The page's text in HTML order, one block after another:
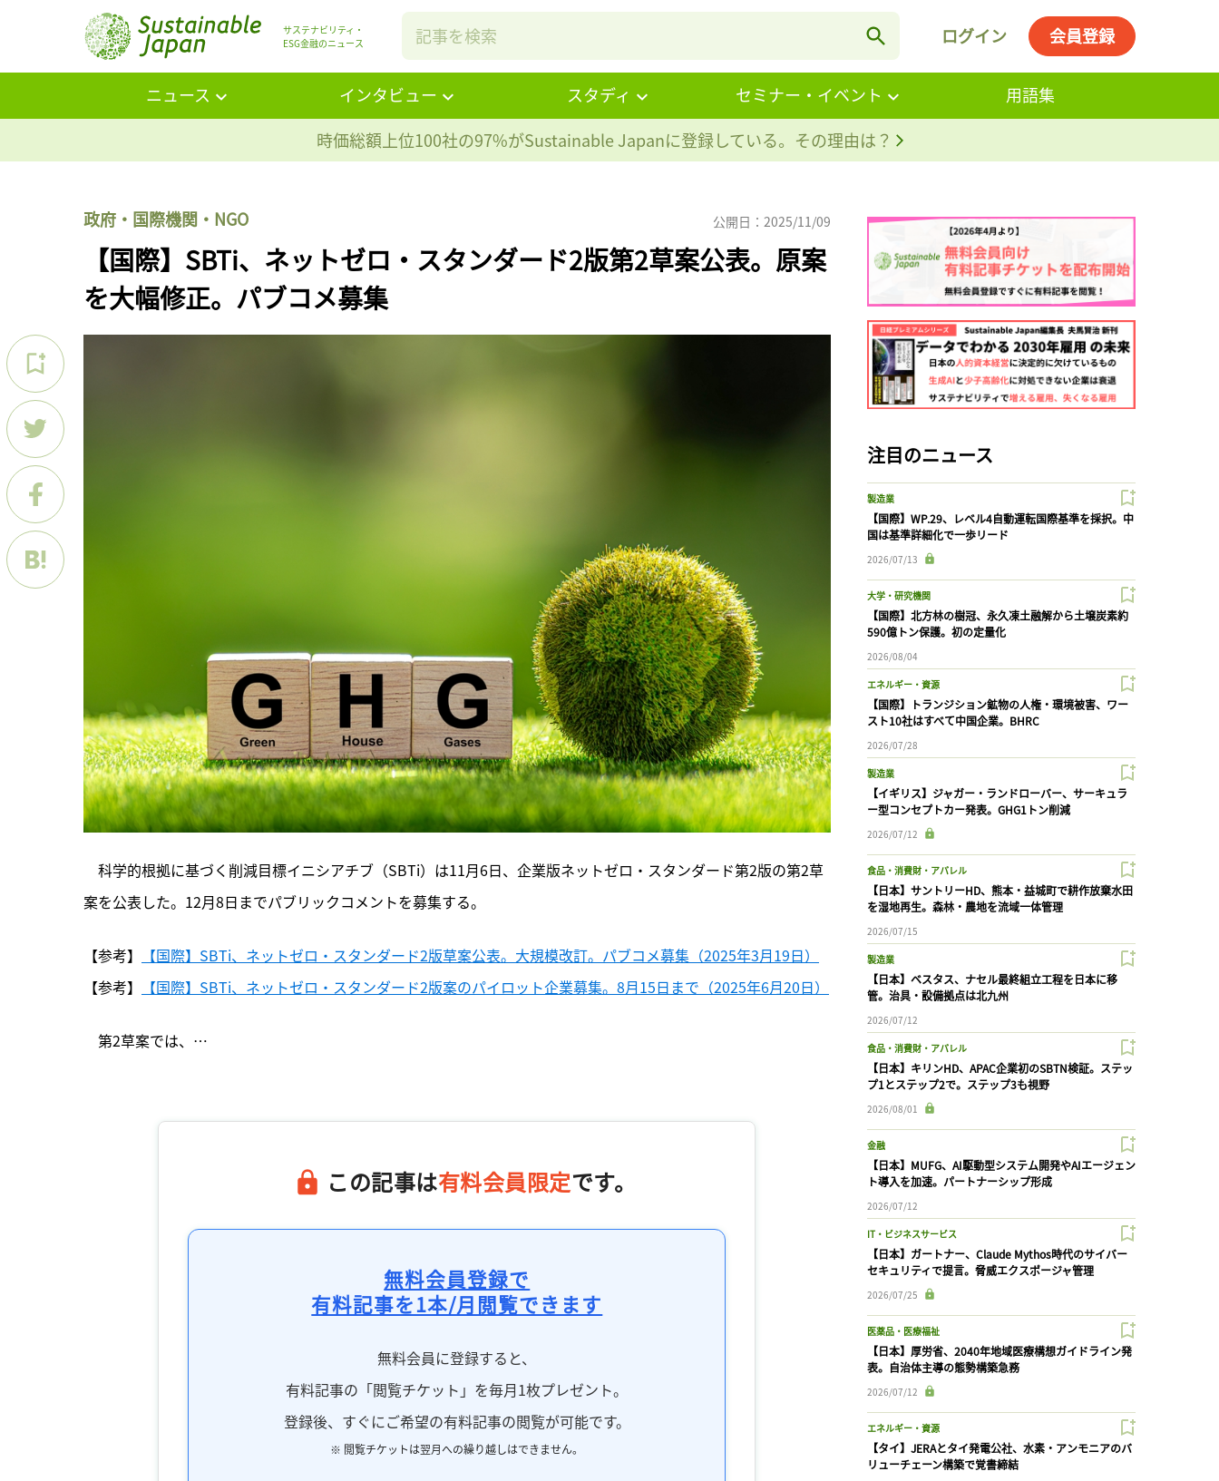
サステナビリティ・
ESG金融のニュース
ログイン 会員登録
ニュース インタビュー スタディ セミナー・イベント
用語集
時価総額上位100社の97%がSustainable Japanに登録している。その理由は？
政府・国際機関・NGO 公開日：2025/11/09
【国際】SBTi、ネットゼロ・スタンダード2版第2草案公表。原案
を大幅修正。パブコメ募集
科学的根拠に基づく削減目標イニシアチブ（SBTi）は11月6日、企業版ネットゼロ・スタンダード第2版の第2草
案を公表した。12月8日までパブリックコメントを募集する。
【参考】
【国際】SBTi、ネットゼロ・スタンダード2版草案公表。大規模改訂。パブコメ募集（2025年3月19日）
【参考】
【国際】SBTi、ネットゼロ・スタンダード2版案のパイロット企業募集。8月15日まで（2025年6月20日）
第2草案では、…
この記事は有料会員限定です。
無料会員登録で
有料記事を1本/月閲覧できます
無料会員に登録すると、
有料記事の「閲覧チケット」を毎月1枚プレゼント。
登録後、すぐにご希望の有料記事の閲覧が可能です。
※ 閲覧チケットは翌月への繰り越しはできません。
注目のニュース
製造業
【国際】WP.29、レベル4自動運転国際基準を採択。中
国は基準詳細化で一歩リード
2026/07/13
大学・研究機関
【国際】北方林の樹冠、永久凍土融解から土壌炭素約
590億トン保護。初の定量化
2026/08/04
エネルギー・資源
【国際】トランジション鉱物の人権・環境被害、ワー
スト10社はすべて中国企業。BHRC
2026/07/28
製造業
【イギリス】ジャガー・ランドローバー、サーキュラ
ー型コンセプトカー発表。GHG1トン削減
2026/07/12
食品・消費財・アパレル
【日本】サントリーHD、熊本・益城町で耕作放棄水田
を湿地再生。森林・農地を流域一体管理
2026/07/15
製造業
【日本】ベスタス、ナセル最終組立工程を日本に移
管。治具・設備拠点は北九州
2026/07/12
食品・消費財・アパレル
【日本】キリンHD、APAC企業初のSBTN検証。ステッ
プ1とステップ2で。ステップ3も視野
2026/08/01
金融
【日本】MUFG、AI駆動型システム開発やAIエージェン
ト導入を加速。パートナーシップ形成
2026/07/12
IT・ビジネスサービス
【日本】ガートナー、Claude Mythos時代のサイバー
セキュリティで提言。脅威エクスポージャ管理
2026/07/25
医薬品・医療福祉
【日本】厚労省、2040年地域医療構想ガイドライン発
表。自治体主導の態勢構築急務
2026/07/12
エネルギー・資源
【タイ】JERAとタイ発電公社、水素・アンモニアのバ
リューチェーン構築で覚書締結